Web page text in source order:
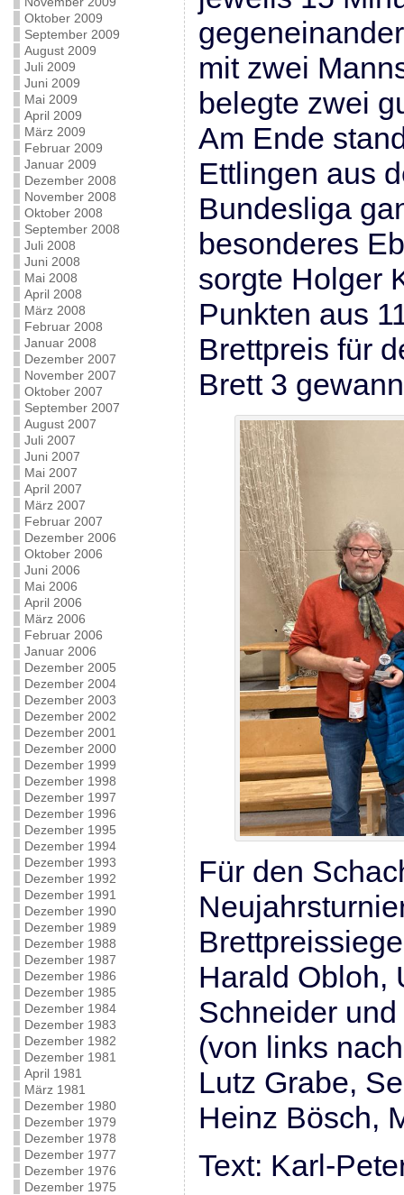
Oktober 2009
September 2009
August 2009
Juli 2009
Juni 2009
Mai 2009
April 2009
März 2009
Februar 2009
Januar 2009
Dezember 2008
November 2008
Oktober 2008
September 2008
Juli 2008
Juni 2008
Mai 2008
April 2008
März 2008
Februar 2008
Januar 2008
Dezember 2007
November 2007
Oktober 2007
September 2007
August 2007
Juli 2007
Juni 2007
Mai 2007
April 2007
März 2007
Februar 2007
Dezember 2006
Oktober 2006
Juni 2006
Mai 2006
April 2006
März 2006
Februar 2006
Januar 2006
Dezember 2005
Dezember 2004
Dezember 2003
Dezember 2002
Dezember 2001
Dezember 2000
Dezember 1999
Dezember 1998
Dezember 1997
Dezember 1996
Dezember 1995
Dezember 1994
Dezember 1993
Dezember 1992
Dezember 1991
Dezember 1990
Dezember 1989
Dezember 1988
Dezember 1987
Dezember 1986
Dezember 1985
Dezember 1984
Dezember 1983
Dezember 1982
Dezember 1981
April 1981
März 1981
Dezember 1980
Dezember 1979
Dezember 1978
Dezember 1977
Dezember 1976
Dezember 1975
mit zwei
belegte zwei
Am Ende
Ettlingen aus
Bundesliga
besonderes
sorgte Holger
Punkten aus
Brettpreis für
Brett 3
Für den
Harald Obloh,
Schneider
(von links
Lutz Grabe,
Heinz Bösch,
Text: Karl-